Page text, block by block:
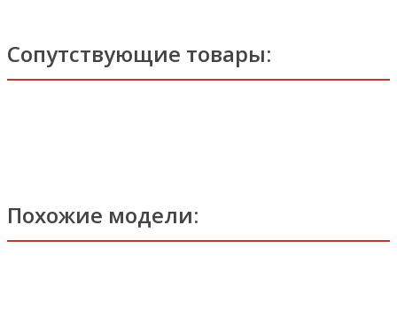
Сопутствующие товары:
Похожие модели: